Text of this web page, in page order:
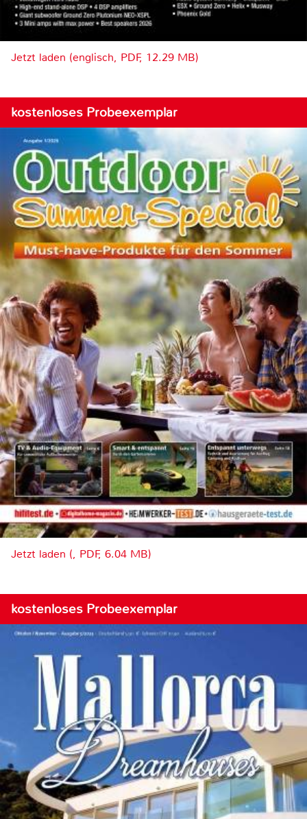
Jetzt laden (englisch, PDF, 12.29 MB)
kostenloses Probeexemplar
Jetzt laden (, PDF, 6.04 MB)
kostenloses Probeexemplar